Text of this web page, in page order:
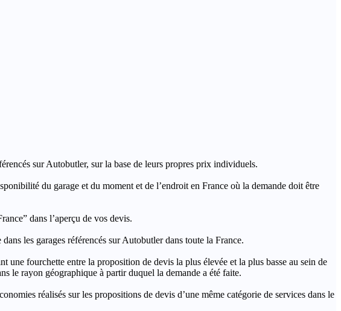
sur Autobutler, sur la base de leurs propres prix individuels.
du garage et du moment et de l’endroit en France où la demande doit être
dans l’aperçu de vos devis.
les garages référencés sur Autobutler dans toute la France.
fourchette entre la proposition de devis la plus élevée et la plus basse au sein de
le rayon géographique à partir duquel la demande a été faite.
réalisés sur les propositions de devis d’une même catégorie de services dans le